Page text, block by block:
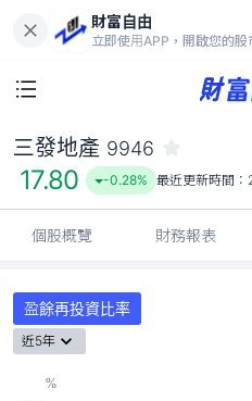
財富自由
立即使用APP，開啟您的股
17.80
-
三發地產 9946
17.80 -0.28% 最近更新時間：
個股概覽 財務報表
盈餘再投資比率
近5年